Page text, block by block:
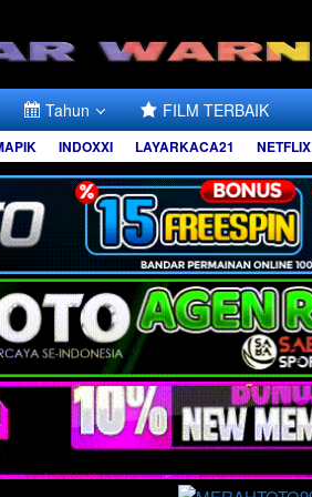
Tahun FILM TERBAIK
INDOXXI LAYARKACA21 NETFLIX